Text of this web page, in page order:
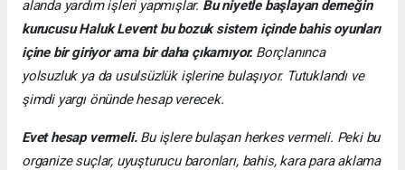
alanda yardım işleri yapmışlar. Bu niyetle başlayan derneğin
kurucusu Haluk Levent bu bozuk sistem içinde bahis oyunları
içine bir giriyor ama bir daha çıkamıyor.Borçlanınca
yolsuzluk ya da usulsüzlük işlerine bulaşıyor. Tutuklandı ve
şimdi yargı önünde hesap verecek.
Evet hesap vermeli.Bu işlere bulaşan herkes vermeli. Peki bu
organize suçlar, uyuşturucu baronları, bahis, kara para aklama